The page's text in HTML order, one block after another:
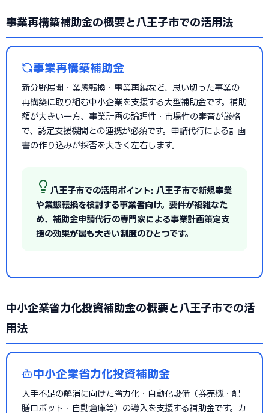
事業再構築補助金の概要と八王子市での活用法
事業再構築補助金
新分野展開・業態転換・事業再編など、思い切った事業の
再構築に取り組む中小企業を支援する大型補助金です。補助
額が大きい一方、事業計画の論理性・市場性の審査が厳格
で、認定支援機関との連携が必須です。申請代行による計画
書の作り込みが採否を大きく左右します。
八王子市での活用ポイント: 八王子市で新規事業
や業態転換を検討する事業者向け。要件が複雑なた
め、補助金申請代行の専門家による事業計画策定支
援の効果が最も大きい制度のひとつです。
中小企業省力化投資補助金の概要と八王子市での活
用法
中小企業省力化投資補助金
人手不足の解消に向けた省力化・自動化設備（券売機・配
膳ロボット・自動倉庫等）の導入を支援する補助金です。カ